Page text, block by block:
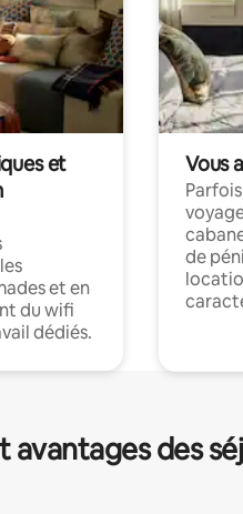
et
et en
du wifi
dédiés.
Vous
de
avantages des